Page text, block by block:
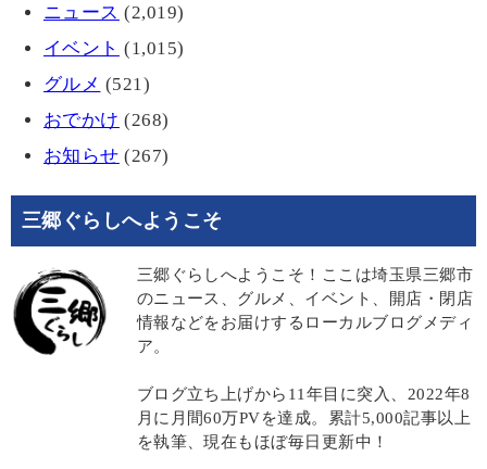
ニュース (2,019)
イベント (1,015)
グルメ (521)
おでかけ (268)
お知らせ (267)
三郷ぐらしへようこそ
三郷ぐらしへようこそ！ここは埼玉県三郷市
のニュース、グルメ、イベント、開店・閉店
情報などをお届けするローカルブログメディ
ア。
ブログ立ち上げから11年目に突入、2022年8
月に月間60万PVを達成。累計5,000記事以上
を執筆、現在もほぼ毎日更新中！